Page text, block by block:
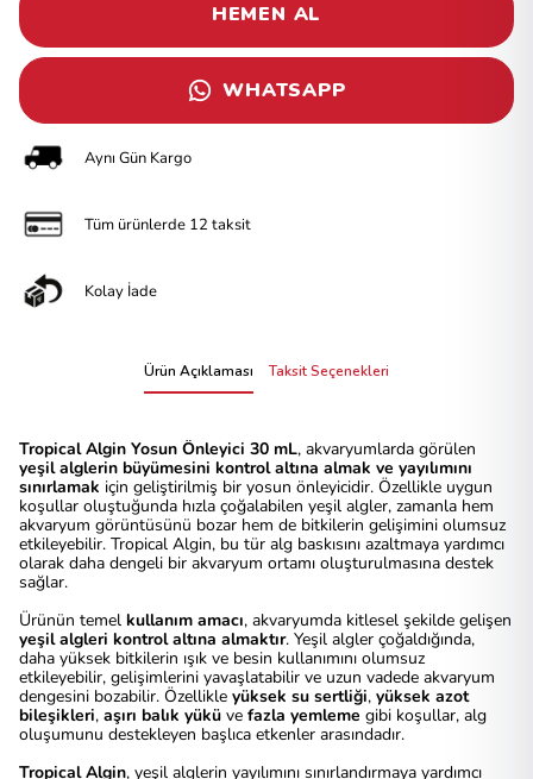
HEMEN AL
WHATSAPP
Aynı Gün Kargo
Tüm ürünlerde 12 taksit
Kolay İade
Ürün Açıklaması Taksit Seçenekleri
Tropical Algin Yosun Önleyici 30 mL, akvaryumlarda görülen
yeşil alglerin büyümesini kontrol altına almak ve yayılımını
sınırlamak için geliştirilmiş bir yosun önleyicidir. Özellikle uygun
koşullar oluştuğunda hızla çoğalabilen yeşil algler, zamanla hem
akvaryum görüntüsünü bozar hem de bitkilerin gelişimini olumsuz
etkileyebilir. Tropical Algin, bu tür alg baskısını azaltmaya yardımcı
olarak daha dengeli bir akvaryum ortamı oluşturulmasına destek
sağlar.
Ürünün temel kullanım amacı, akvaryumda kitlesel şekilde gelişen
yeşil algleri kontrol altına almaktır. Yeşil algler çoğaldığında,
daha yüksek bitkilerin ışık ve besin kullanımını olumsuz
etkileyebilir, gelişimlerini yavaşlatabilir ve uzun vadede akvaryum
dengesini bozabilir. Özellikle yüksek su sertliği, yüksek azot
bileşikleri, aşırı balık yükü ve fazla yemleme gibi koşullar, alg
oluşumunu destekleyen başlıca etkenler arasındadır.
Tropical Algin, yeşil alglerin yayılımını sınırlandırmaya yardımcı